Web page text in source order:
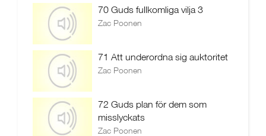
70 Guds fullkomliga vilja 3
Zac Poonen
71 Att underordna sig auktoritet
Zac Poonen
72 Guds plan för dem som
misslyckats
Zac Poonen